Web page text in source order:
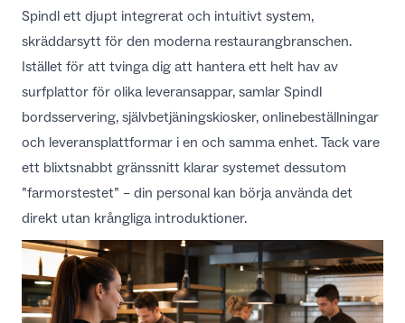
Spindl ett djupt integrerat och intuitivt system,
skräddarsytt för den moderna restaurangbranschen.
Istället för att tvinga dig att hantera ett helt hav av
surfplattor för olika leveransappar, samlar Spindl
bordsservering, självbetjäningskiosker, onlinebeställningar
och leveransplattformar i en och samma enhet. Tack vare
ett blixtsnabbt gränssnitt klarar systemet dessutom
”farmorstestet” – din personal kan börja använda det
direkt utan krångliga introduktioner.